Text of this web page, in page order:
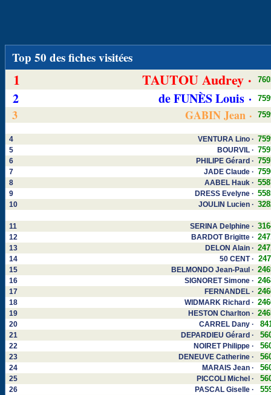
Top 50 des fiches visitées
1 TAUTOU Audrey ·
2 de FUNÈS Louis ·
3 GABIN Jean ·
4 VENTURA Lino ·
5 BOURVIL ·
6 PHILIPE Gérard ·
7 JADE Claude ·
8 AABEL Hauk ·
9 DRESS Evelyne ·
10 JOULIN Lucien ·
11 SERINA Delphine ·
12 BARDOT Brigitte ·
13 DELON Alain ·
14 50 CENT ·
15 BELMONDO Jean-Paul ·
16 SIGNORET Simone ·
17 FERNANDEL ·
18 WIDMARK Richard ·
19 HESTON Charlton ·
20 CARREL Dany ·
21 DEPARDIEU Gérard ·
22 NOIRET Philippe ·
23 DENEUVE Catherine ·
24 MARAIS Jean ·
25 PICCOLI Michel ·
26 PASCAL Giselle ·